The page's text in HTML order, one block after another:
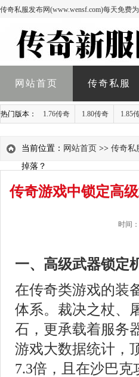
传奇私服发布网(www.wensf.com)每天免费
网站首页 传奇私服
热门版本： 1.76传奇 1.80传奇 1.85
当前位置： 网站首页 >> 传奇私
掉落？
传奇游戏中锁定高
时间
一、高级武器锁定
在传奇类游戏的装
体系。裁决之杖、
石，更承载着服务
游戏大数据统计，
7.3倍，且在沙巴